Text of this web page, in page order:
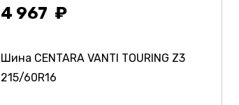
4 967
Шина CENTARA VANTI TOURING Z3
215/60R16